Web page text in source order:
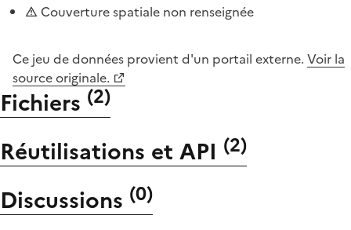
Couverture spatiale non renseignée
Ce jeu de données provient d'un portail externe. Voir la
source originale.
Fichiers (2)
Réutilisations et API (2)
Discussions (0)